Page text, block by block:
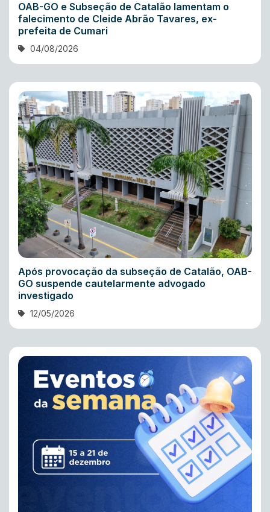
OAB-GO e Subseção de Catalão lamentam o
falecimento de Cleide Abrão Tavares, ex-
prefeita de Cumari
04/08/2026
Após provocação da subseção de Catalão, OAB-
GO suspende cautelarmente advogado
investigado
12/05/2026